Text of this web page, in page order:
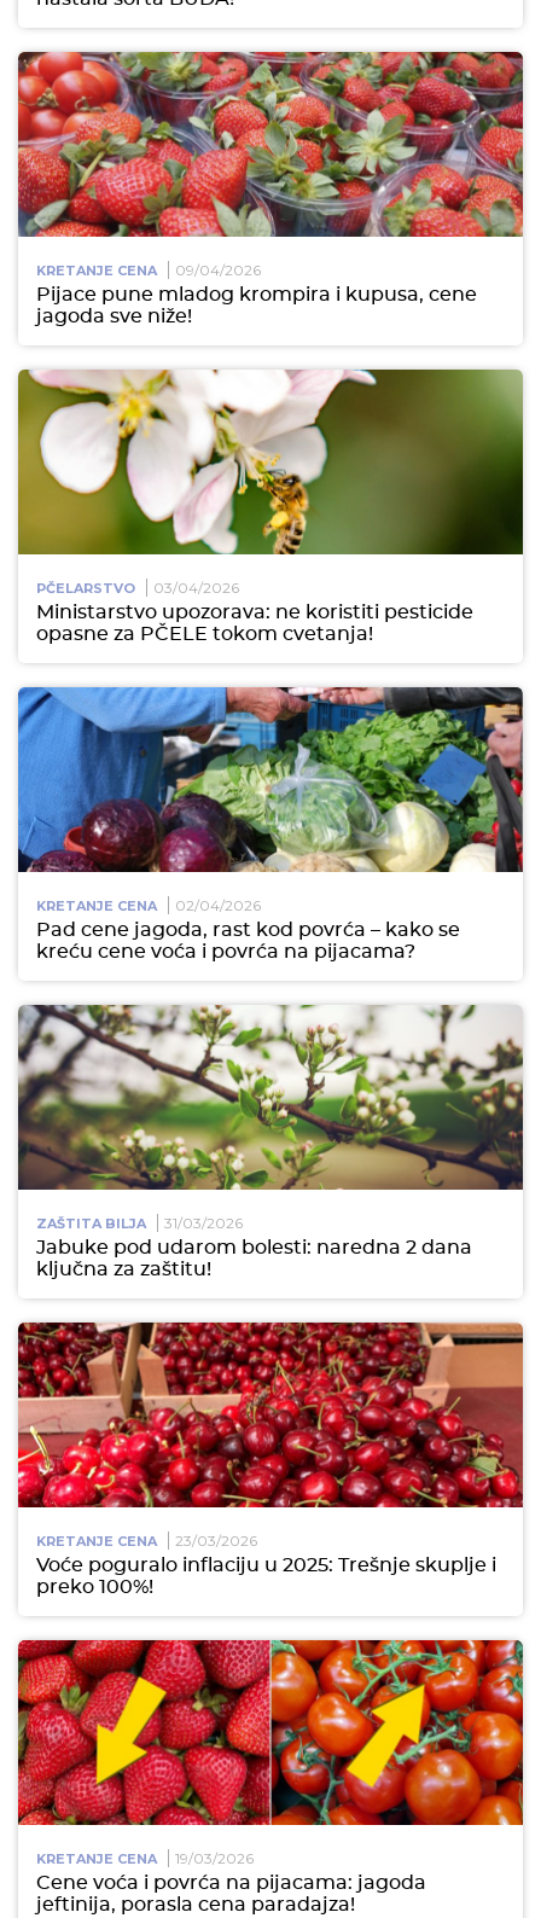
KRETANJE CENA 09/04/2026
Pijace pune mladog krompira i kupusa, cene
jagoda sve niže!
PČELARSTVO 03/04/2026
Ministarstvo upozorava: ne koristiti pesticide
opasne za PČELE tokom cvetanja!
KRETANJE CENA 02/04/2026
Pad cene jagoda, rast kod povrća – kako se
kreću cene voća i povrća na pijacama?
ZAŠTITA BILJA 31/03/2026
Jabuke pod udarom bolesti: naredna 2 dana
ključna za zaštitu!
KRETANJE CENA 23/03/2026
Voće poguralo inflaciju u 2025: Trešnje skuplje i
preko 100%!
KRETANJE CENA 19/03/2026
Cene voća i povrća na pijacama: jagoda
jeftinija, porasla cena paradajza!